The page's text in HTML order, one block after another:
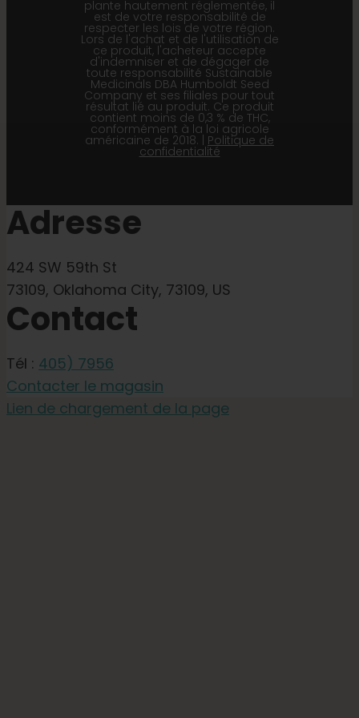
plante hautement réglementée, il
est de votre responsabilité de
respecter les lois de votre région.
Lors de l'achat et de l'utilisation de
ce produit, l'acheteur accepte
d'indemniser et de dégager de
toute responsabilité Sustainable
Medicinals DBA Humboldt Seed
Company et ses filiales pour tout
résultat lié au produit. Ce produit
contient moins de 0,3 % de THC,
conformément à la loi agricole
américaine de 2018. | Politique de
confidentialité
Adresse
424 SW 59th St
73109, Oklahoma City, 73109, US
Contact
Tél : 405) 7956
Contacter le magasin
Lien de chargement de la page